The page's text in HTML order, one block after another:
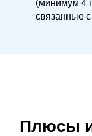
(минимум 4
связанные
Плюсы